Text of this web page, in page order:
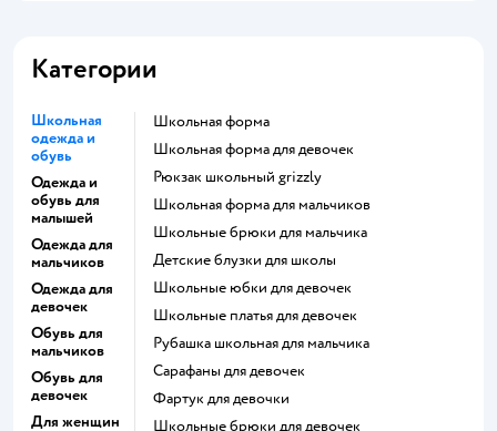
Категории
Школьная
одежда и
обувь
Одежда и
обувь для
малышей
Одежда для
мальчиков
Одежда для
девочек
Обувь для
мальчиков
Обувь для
девочек
Для женщин
Школьная форма
Школьная форма для девочек
Рюкзак школьный grizzly
Школьная форма для мальчиков
Школьные брюки для мальчика
Детские блузки для школы
Школьные юбки для девочек
Школьные платья для девочек
Рубашка школьная для мальчика
Сарафаны для девочек
Фартук для девочки
Школьные брюки для девочек